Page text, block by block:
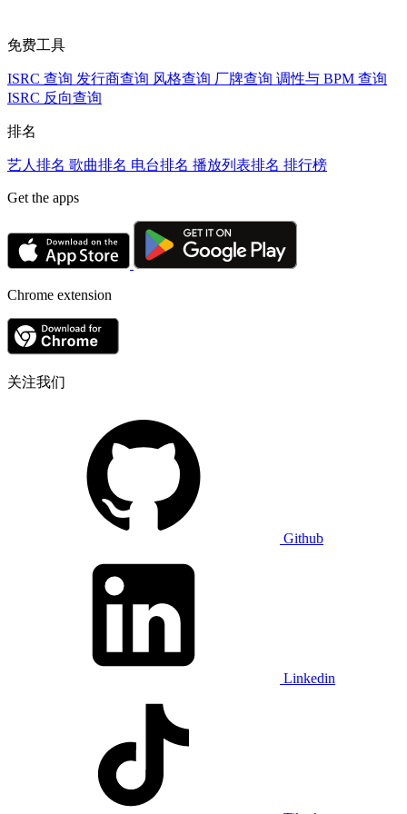
免费工具
ISRC 查询 发行商查询 风格查询 厂牌查询 调性与 BPM 查询
ISRC 反向查询
排名
艺人排名 歌曲排名 电台排名 播放列表排名 排行榜
Get the apps
Chrome extension
关注我们
Github
Linkedin